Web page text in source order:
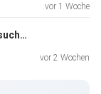
vor 1 Woche
495 - Du suchst keine Kamera. Du suchst etwas anderes.
vor 2 Wochen